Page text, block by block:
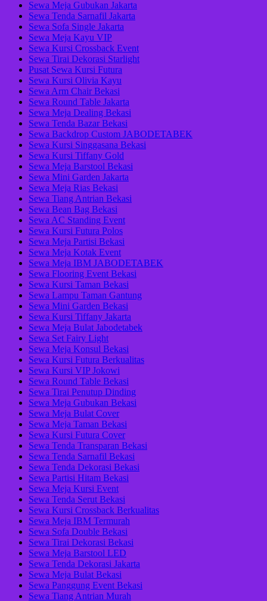
Sewa Meja Gubukan Jakarta
Sewa Tenda Sarnafil Jakarta
Sewa Sofa Single Jakarta
Sewa Meja Kayu VIP
Sewa Kursi Crossback Event
Sewa Tirai Dekorasi Starlight
Pusat Sewa Kursi Futura
Sewa Kursi Olivia Kayu
Sewa Arm Chair Bekasi
Sewa Round Table Jakarta
Sewa Meja Dealing Bekasi
Sewa Tenda Bazar Bekasi
Sewa Backdrop Custom JABODETABEK
Sewa Kursi Singgasana Bekasi
Sewa Kursi Tiffany Gold
Sewa Meja Barstool Bekasi
Sewa Mini Garden Jakarta
Sewa Meja Rias Bekasi
Sewa Tiang Antrian Bekasi
Sewa Bean Bag Bekasi
Sewa AC Standing Event
Sewa Kursi Futura Polos
Sewa Meja Partisi Bekasi
Sewa Meja Kotak Event
Sewa Meja IBM JABODETABEK
Sewa Flooring Event Bekasi
Sewa Kursi Taman Bekasi
Sewa Lampu Taman Gantung
Sewa Mini Garden Bekasi
Sewa Kursi Tiffany Jakarta
Sewa Meja Bulat Jabodetabek
Sewa Set Fairy Light
Sewa Meja Konsul Bekasi
Sewa Kursi Futura Berkualitas
Sewa Kursi VIP Jokowi
Sewa Round Table Bekasi
Sewa Tirai Penutup Dinding
Sewa Meja Gubukan Bekasi
Sewa Meja Bulat Cover
Sewa Meja Taman Bekasi
Sewa Kursi Futura Cover
Sewa Tenda Transparan Bekasi
Sewa Tenda Sarnafil Bekasi
Sewa Tenda Dekorasi Bekasi
Sewa Partisi Hitam Bekasi
Sewa Meja Kursi Event
Sewa Tenda Serut Bekasi
Sewa Kursi Crossback Berkualitas
Sewa Meja IBM Termurah
Sewa Sofa Double Bekasi
Sewa Tirai Dekorasi Bekasi
Sewa Meja Barstool LED
Sewa Tenda Dekorasi Jakarta
Sewa Meja Bulat Bekasi
Sewa Panggung Event Bekasi
Sewa Tiang Antrian Murah